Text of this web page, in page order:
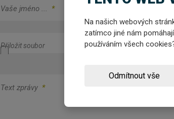
Vaše jméno ... *
Přiložit soubor
Text zprávy *
Na našich webových
zatímco jiné nám
používáním všech
Odmítnout vše